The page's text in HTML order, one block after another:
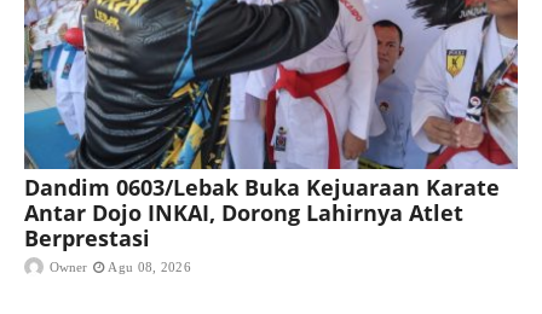
Dandim 0603/Lebak Buka Kejuaraan Karate
Antar Dojo INKAI, Dorong Lahirnya Atlet
Berprestasi
Owner Agu 08, 2026